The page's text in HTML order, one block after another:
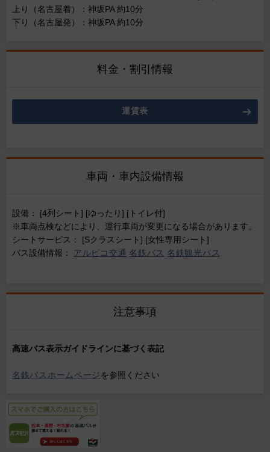
上り（名古屋着）：神坂PA 約10分
下り（名古屋発）：神坂PA 約10分
料金・割引情報
運賃表
車両・車内設備情報
設備： [4列シート] [ゆったり] [トイレ付]
※車両点検などにより、運行車両が変更になる場合があります。
シートサービス： [Sクラスシート] [女性専用シート]
バス設備情報：
アルピコ交通 名鉄バス 名鉄観光バス
注意事項
高速バス表示ガイドラインに基づく表記
名鉄バスホームページ を参照ください